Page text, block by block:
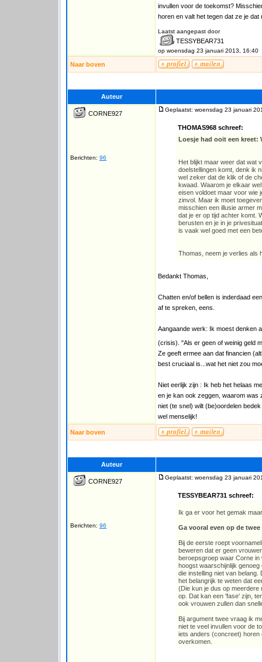
invullen voor de toekomst?
horen en valt het tegen dat ze je
Laatst aangepast door
TESSYBEAR731
op woensdag 23 januari 2013, 16:40
Naar boven
Auteur
CORNE927
Berichten: 96
Geplaatst: woensdag 23 januari
THOMAS968 schreef:
Loesje had ooit een kreet:
Het blijkt maar weer dat wat
doelstellingen komt, denk ik
wel zeker dat de klik of de
kwaad. Waarom je elkaar
eisen voldoet maar voor wie
zinvol. Maar ik moet
misschien een illusie armer
dat je er op tijd achter komt.
berusten en je in je
is vaak wel goed met een
Thomas, neem je verlies als
Bedankt Thomas,
Chatten en/of bellen is inderdaad
af te spreken, eens.
Aangaande werk: Ik moest denken
(crisis). "Als er geen of weinig geld
Ze geeft ermee aan dat financien
best cruciaal is...wat het niet zou
Niet eerlijk zijn : Ik heb het helaas
en je kan ook zeggen, waarom was
niet (te snel) wilt (be)oordelen
wel menselijk!
Naar boven
Auteur
CORNE927
Berichten: 96
Geplaatst: woensdag 23 januari
TESSYBEAR731 schreef:
Ik ga er voor het gemak
Ga vooral even op de
Bij de eerste roept
beweren dat er geen
beroepsgroep waar Corne
hoogst waarschijnlijk
die instelling niet van
het belangrijk te weten dat
(Die kun je dus op meerdere
op. Dat kan een 'fase' zijn,
ook vrouwen zullen dan
Bij argument twee vraag ik
niet te veel invullen voor de
iets anders (concreet) horen
overkomen.